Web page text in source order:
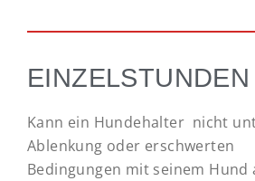
EINZELSTUNDEN
Kann ein Hundehalter nicht
Ablenkung oder erschwerten
Bedingungen mit seinem Hund